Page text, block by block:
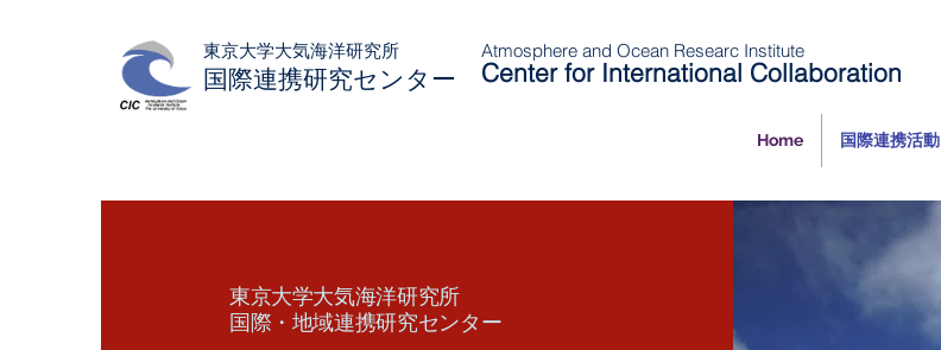
東京大学大気海洋研究所
国際連携研究センター
Atmosphere and Ocean Researc Institute
Center for International Collaboration
Home 国際連携活動
東京大学大気海洋研究所
国際・地域連携研究センター